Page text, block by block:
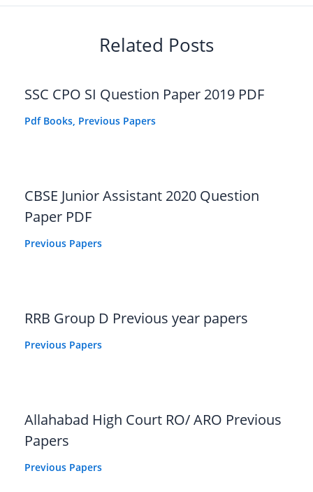
Related Posts
SSC CPO SI Question Paper 2019 PDF
Pdf Books Previous Papers
CBSE Junior Assistant 2020 Question
Paper PDF
Previous Papers
RRB Group D Previous year papers
Previous Papers
Allahabad High Court RO/ ARO Previous
Papers
Previous Papers